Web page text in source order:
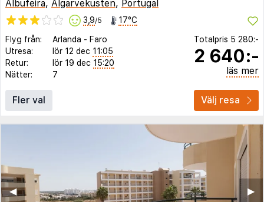
Albufeira, Algarvekusten, Portugal
3,9/5 17°C
Flyg från: Arlanda - Faro
Utresa:
lör 12 dec 11:05
Retur:
lör 19 dec 15:20
Nätter:
7
Totalpris 5 280:-
2 640:-
läs mer
Fler val Välj resa
▶︎
◀︎